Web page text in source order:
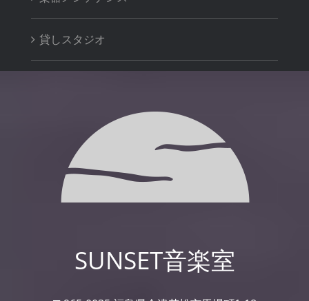
貸しスタジオ
SUNSET音楽室